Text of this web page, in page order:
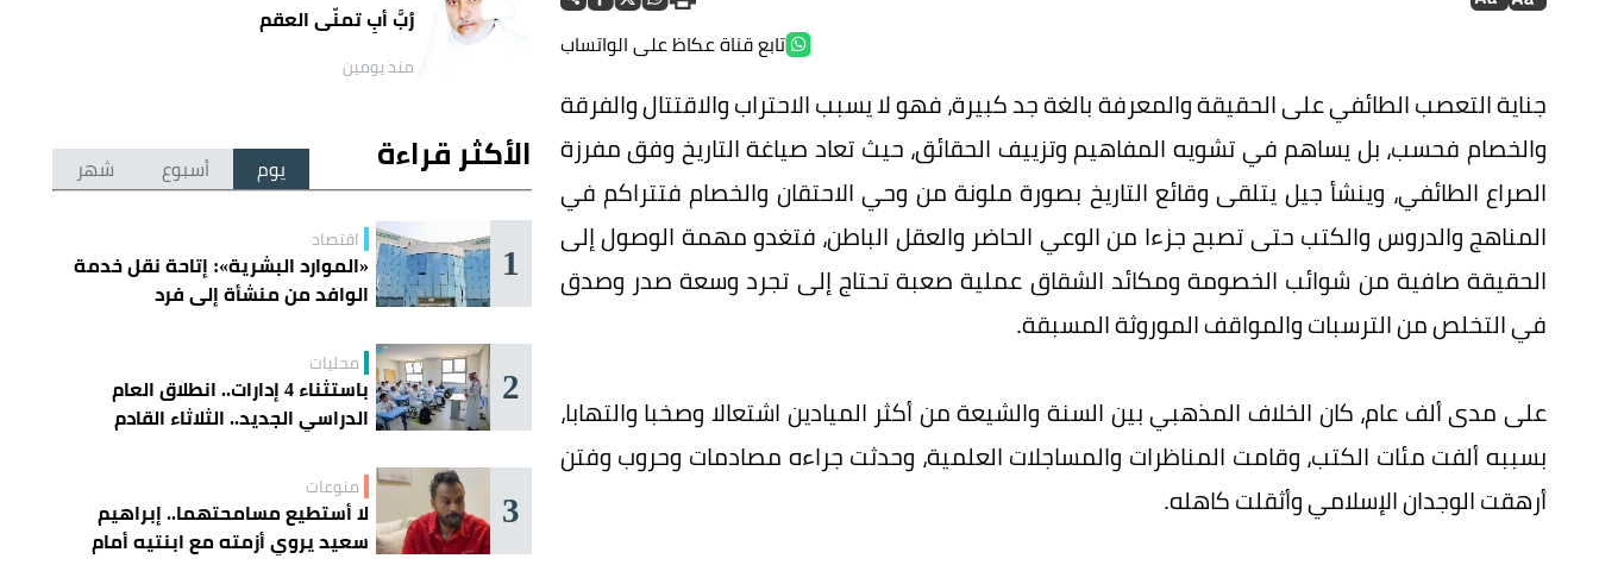
تابع قناة عكاظ على الواتساب
جناية التعصب الطائفي على الحقيقة والمعرفة بالغة جد كبيرة، فهو لا يسبب الاحتراب والاقتتال والفرقة
والخصام فحسب، بل يساهم في تشويه المفاهيم وتزييف الحقائق، حيث تعاد صياغة التاريخ وفق مفرزة
الصراع الطائفي، وينشأ جيل يتلقى وقائع التاريخ بصورة ملونة من وحي الاحتقان والخصام فتتراكم في
المناهج والدروس والكتب حتى تصبح جزءا من الوعي الحاضر والعقل الباطن، فتغدو مهمة الوصول إلى
الحقيقة صافية من شوائب الخصومة ومكائد الشقاق عملية صعبة تحتاج إلى تجرد وسعة صدر وصدق
في التخلص من الترسبات والمواقف الموروثة المسبقة.
على مدى ألف عام، كان الخلاف المذهبي بين السنة والشيعة من أكثر الميادين اشتعالا وصخبا والتهابا،
بسببه ألفت مئات الكتب، وقامت المناظرات والمساجلات العلمية، وحدثت جراءه مصادمات وحروب وفتن
أرهقت الوجدان الإسلامي وأثقلت كاهله.
رُبَّ أبٍ تمنّى العقم
منذ يومين
الأكثر قراءة يوم أسبوع شهر
1 اقتصاد
«الموارد البشرية»: إتاحة نقل خدمة
الوافد من منشأة إلى فرد
2 محليات
باستثناء 4 إدارات.. انطلاق العام
الدراسي الجديد.. الثلاثاء القادم
3 منوعات
لا أستطيع مسامحتهما.. إبراهيم
سعيد يروي أزمته مع ابنتيه أمام